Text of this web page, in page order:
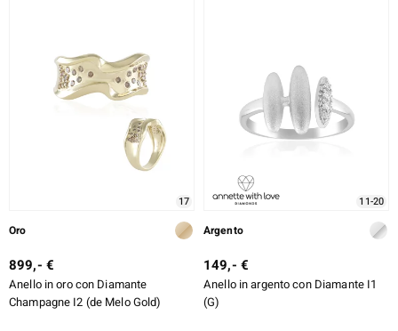
17
Oro
899,- €
Anello in oro con Diamante
Champagne I2 (de Melo Gold)
11-20
Argento
149,- €
Anello in argento con Diamante I1
(G)